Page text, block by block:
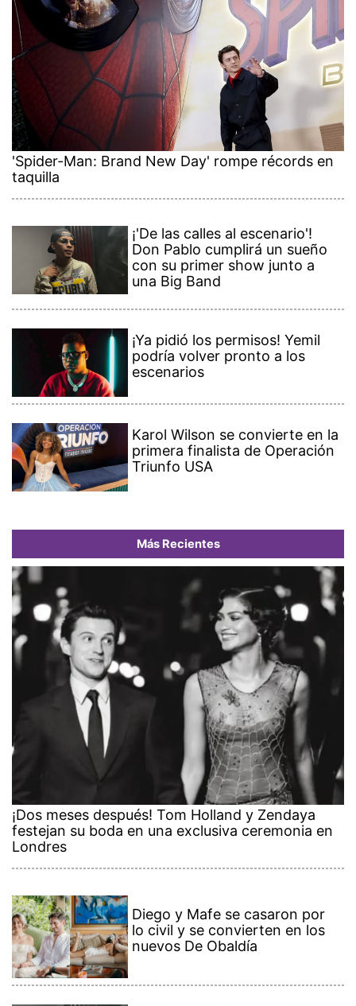
'Spider-Man: Brand New Day' rompe récords en
taquilla
¡'De las calles al escenario'!
Don Pablo cumplirá un sueño
con su primer show junto a
una Big Band
¡Ya pidió los permisos! Yemil
podría volver pronto a los
escenarios
Karol Wilson se convierte en la
primera finalista de Operación
Triunfo USA
Más Recientes
¡Dos meses después! Tom Holland y Zendaya
festejan su boda en una exclusiva ceremonia en
Londres
Diego y Mafe se casaron por
lo civil y se convierten en los
nuevos De Obaldía